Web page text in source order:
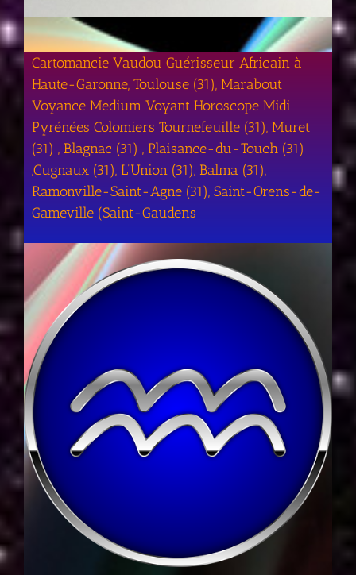
Cartomancie Vaudou Guérisseur Africain à
Haute-Garonne, Toulouse (31), Marabout
Voyance Medium Voyant Horoscope Midi
Pyrénées Colomiers Tournefeuille (31), Muret
(31) , Blagnac (31) , Plaisance-du-Touch (31)
,Cugnaux (31), L’Union (31), Balma (31),
Ramonville-Saint-Agne (31), Saint-Orens-de-
Gameville (Saint-Gaudens